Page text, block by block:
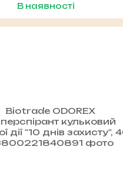
В наявності